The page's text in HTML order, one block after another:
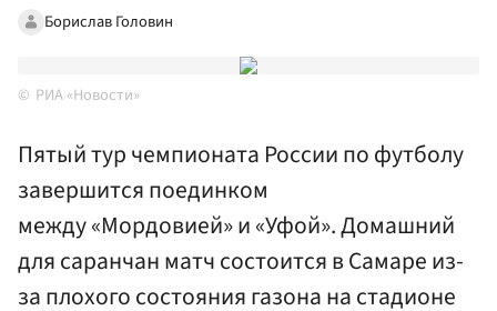
Борислав Головин
РИА «Новости»
Пятый тур чемпионата России по футболу
завершится поединком
между «Мордовией» и «Уфой». Домашний
для саранчан матч состоится в Самаре из-
за плохого состояния газона на стадионе